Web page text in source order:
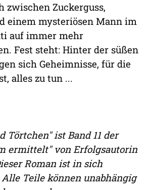
zwischen Zuckerguss,
einem mysteriösen Mann im
auf immer mehr
Fest steht: Hinter der süßen
sich Geheimnisse, für die
alles zu tun ...
Törtchen" ist Band 11 der
ermittelt" von Erfolgsautorin
Roman ist in sich
Alle Teile können unabhängig